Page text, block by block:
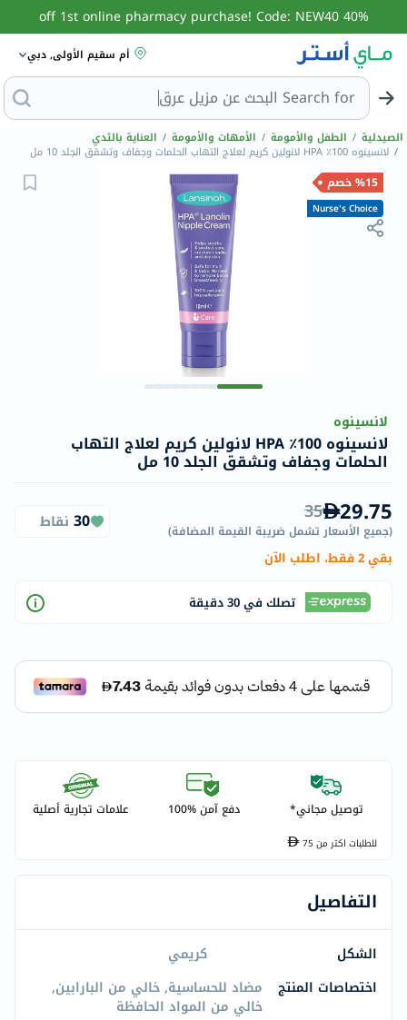
40% off 1st online pharmacy purchase! Code: NEW40
أم سقيم الأولى, دبي
Search for البحث
الصيدلية / الطفل والأمومة / الأمهات والأمومة / العناية بالثدي
/ لانسينوه 100٪؜ HPA لانولين كريم لعلاج التهاب الحلمات وجفاف وتشقق الجلد 10 مل
%15 خصم
Nurse's Choice
لانسينوه
لانسينوه 100٪؜ HPA لانولين كريم لعلاج التهاب
الحلمات وجفاف وتشقق الجلد 10 مل
29.75
35
(جميع الأسعار تشمل ضريبة القيمة المضافة)
30 نقاط
بقي 2 فقط، اطلب الآن
تصلك في 30 دقيقة
توصيل مجاني* دفع آمن %100 علامات تجارية أصلية
للطلبات اكتر من75
التفاصيل
الشكل
كريمي
اختصاصات المنتج
مضاد للحساسية, خالي من البارابين,
خالي من المواد الحافظة